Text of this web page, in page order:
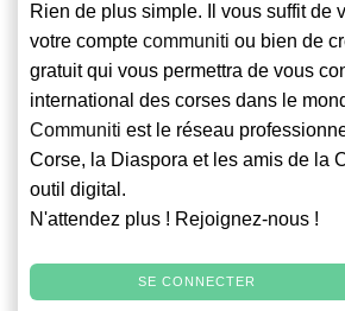
Rien de plus simple. Il vous suffit de
votre compte communiti ou bien de
gratuit qui vous permettra de vous
international des corses dans le
Communiti est le réseau
Corse, la Diaspora et les amis de la
outil digital.
N'attendez plus ! Rejoignez-nous !
SE CONNECTER